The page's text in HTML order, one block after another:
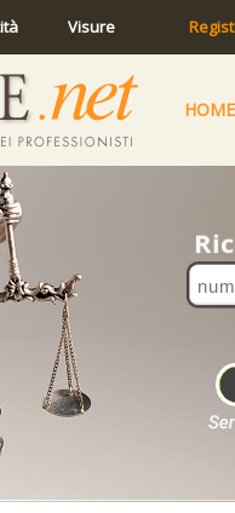
Visure
HOME